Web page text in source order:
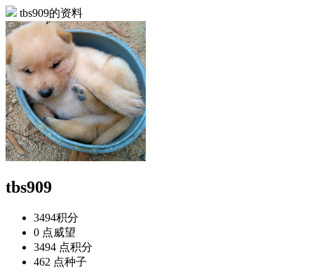
tbs909的资料
tbs909
3494积分
0 点威望
3494 点积分
462 点种子